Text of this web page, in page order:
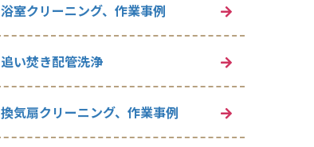
浴室クリーニング、作業事例
追い焚き配管洗浄
換気扇クリーニング、作業事例